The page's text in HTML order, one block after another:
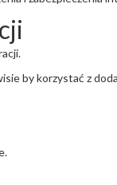
by korzystać z